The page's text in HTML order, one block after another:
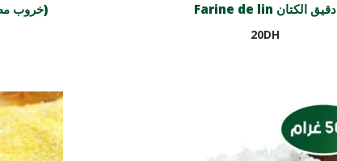
Farine de Caroubier (خروب مطحون) Farine de lin دقيق الكتان
20DH